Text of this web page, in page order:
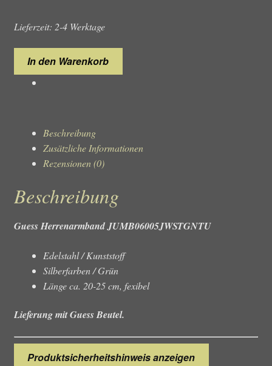
Lieferzeit: 2-4 Werktage
Guess
JUMB06005JWSTGNTU
In den Warenkorb
Beschreibung
Zusätzliche Informationen
Rezensionen (0)
Beschreibung
Guess Herrenarmband JUMB06005JWSTGNTU
Edelstahl / Kunststoff
Silberfarben / Grün
Länge ca. 20-25 cm, fexibel
Lieferung mit Guess Beutel.
Produktsicherheitshinweis anzeigen